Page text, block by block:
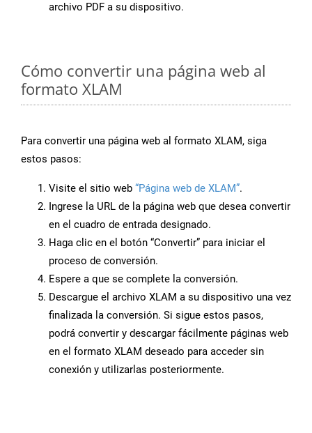
archivo PDF a su dispositivo.
Cómo convertir una página web al
formato XLAM
Para convertir una página web al formato XLAM, siga
estos pasos:
Visite el sitio web “Página web de XLAM”.
Ingrese la URL de la página web que desea convertir
en el cuadro de entrada designado.
Haga clic en el botón “Convertir” para iniciar el
proceso de conversión.
Espere a que se complete la conversión.
Descargue el archivo XLAM a su dispositivo una vez
finalizada la conversión. Si sigue estos pasos,
podrá convertir y descargar fácilmente páginas web
en el formato XLAM deseado para acceder sin
conexión y utilizarlas posteriormente.